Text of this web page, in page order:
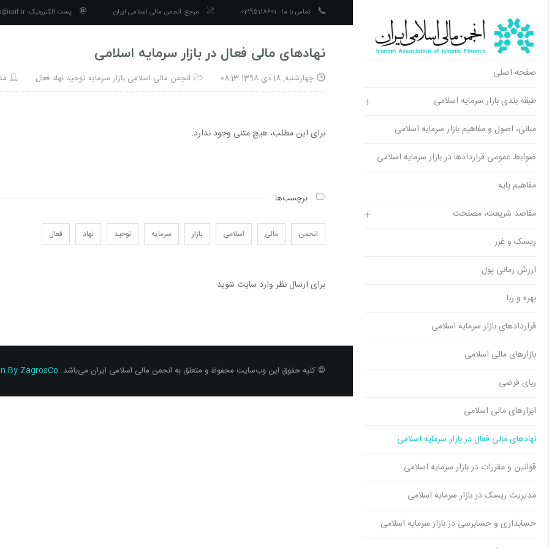
تماس با ما : مرجع: انجمن مالی اسلامی ایران پست الکترونیک:
صفحه اصلی
طبقه‌ بندی بازار سرمایه اسلامی
مبانی، اصول و مفاهیم بازار سرمایه اسلامی
ضوابط عمومی قراردادها در بازار سرمایه اسلامی
مفاهیم پایه
مقاصد شریعت، مصلحت
ریسک و غرر
ارزش زمانی پول
بهره و ربا
قراردادهای بازار سرمایه اسلامی
بازارهای مالی اسلامی
ربای قرضی
ابزارهای مالی اسلامی
نهادهای مالی فعال در بازار سرمایه اسلامی
قوانین و مقررات در بازار سرمایه اسلامی
مدیریت ریسک در بازار سرمایه اسلامی
حسابداری و حسابرسی در بازار سرمایه اسلامی
نهادهای مالی فعال در بازار سرمایه اسلامی
چهارشنبه, 18 دی 1398 08:13 انجمن مالی اسلامی بازار سرمایه توحید نهاد فعال
برای این مطلب، هیچ متنی وجود ندارد.
برچسب‌ها
انجمن مالی اسلامی بازار سرمایه توحید نهاد فعال
برای ارسال نظر وارد سایت شوید
© کلیه حقوق این وب‌سایت محفوظ و متعلق به انجمن مالی اسلامی ایران می‌باشد. By ZagrosCo